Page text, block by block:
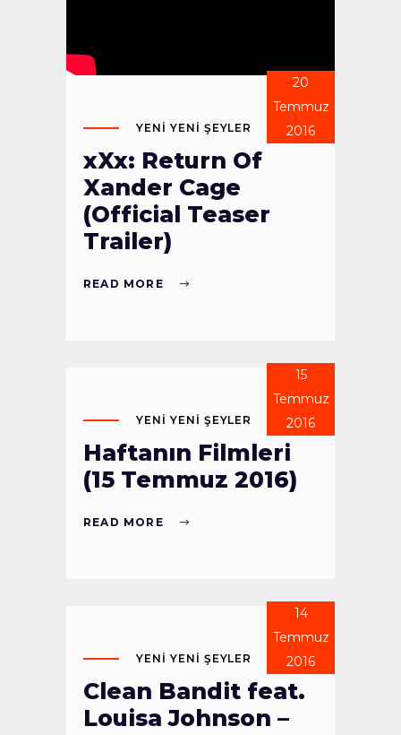
20
Temmuz
2016
YENI YENI ŞEYLER
xXx: Return Of
Xander Cage
(Official Teaser
Trailer)
READ MORE
15
Temmuz
2016
YENI YENI ŞEYLER
Haftanın Filmleri
(15 Temmuz 2016)
READ MORE
14
Temmuz
2016
YENI YENI ŞEYLER
Clean Bandit feat.
Louisa Johnson –